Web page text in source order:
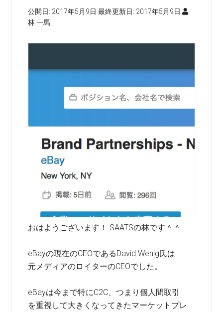
公開日: 2017年5月9日 最終更新日: 2017年5月9日
林 一馬
おはようございます！ SAATSの林です＾＾
eBayの現在のCEOであるDavid Wenig氏は
元メディアのロイターのCEOでした。
eBayは今まで特にC2C、つまり個人間取引
を重視して大きくなってきたマーケットプレ